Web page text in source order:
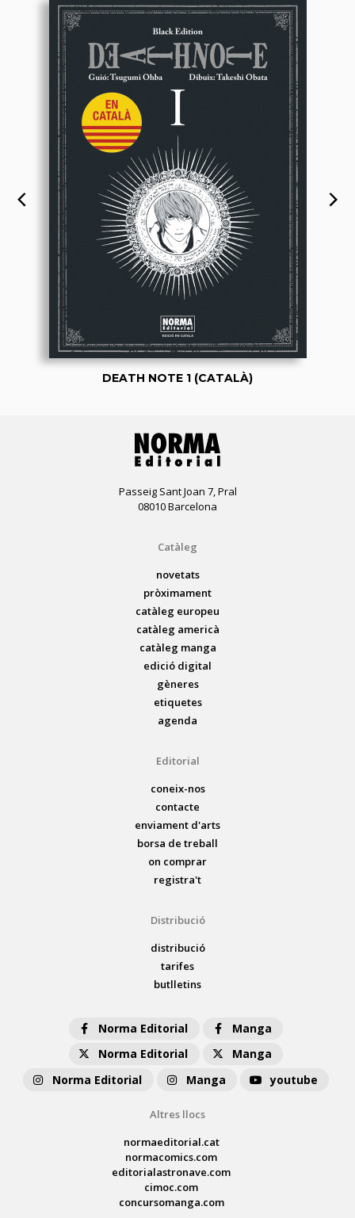
DEATH NOTE 1 (CATALÀ)
Passeig Sant Joan 7, Pral
08010 Barcelona
Catàleg
novetats
pròximament
catàleg europeu
catàleg americà
catàleg manga
edició digital
gèneres
etiquetes
agenda
Editorial
coneix-nos
contacte
enviament d'arts
borsa de treball
on comprar
registra't
Distribució
distribució
tarifes
butlletins
Norma Editorial
Manga
Norma Editorial
Manga
Norma Editorial
Manga youtube
Altres llocs
normaeditorial.cat
normacomics.com
editorialastronave.com
cimoc.com
concursomanga.com